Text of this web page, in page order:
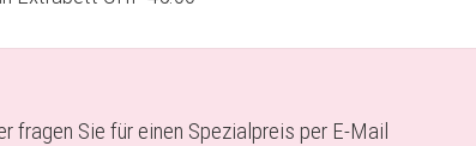
fragen Sie für einen Spezialpreis per E-Mail